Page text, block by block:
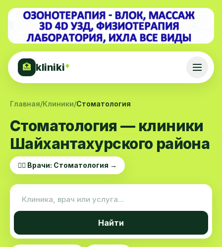
🏥 kliniki*
Главная/Клиники/Стоматология
Стоматология — клиники
Шайхантахурского района
👨‍⚕️ Врачи: Стоматология →
Найти